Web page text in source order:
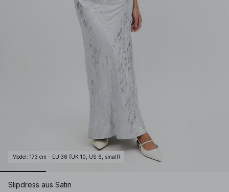
Model : 173 cm - EU 36 (UK 10, US 6, small)
Slipdress aus Satin